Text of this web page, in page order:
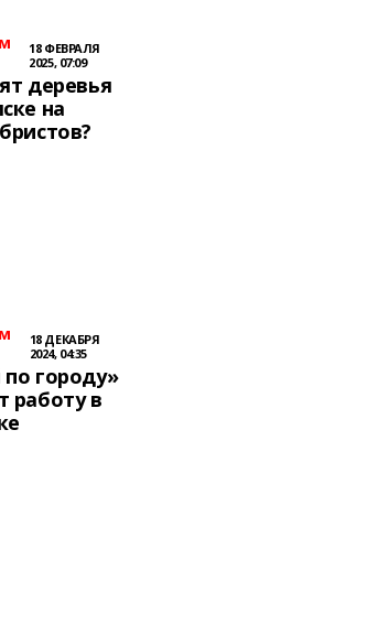
18 ФЕВРАЛЯ
2025, 07:09
деревья
на
18 ДЕКАБРЯ
2024, 04:35
городу»
работу в